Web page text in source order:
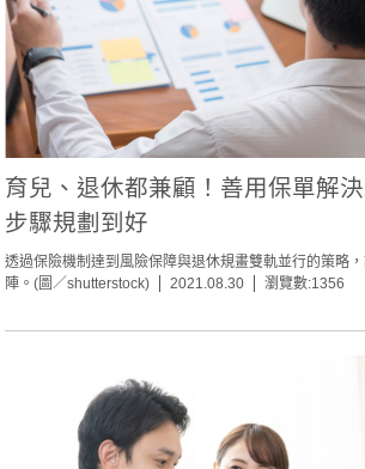
育兒、退休都兼顧！善用保單解
步驟規劃到好
透過保險機制達到風險保障與退休規畫雙軌並行的策略
陣。(圖／shutterstock)
2021.08.30 瀏覽數:1356